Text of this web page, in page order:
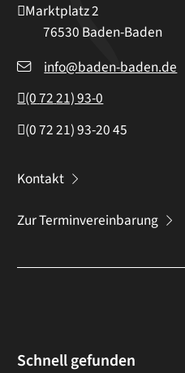
Marktplatz 2
76530 Baden-Baden
info@baden-baden.de
(07221) 93-0
(07221) 93-2045
Kontakt
Zur Terminvereinbarung
Schnell gefunden